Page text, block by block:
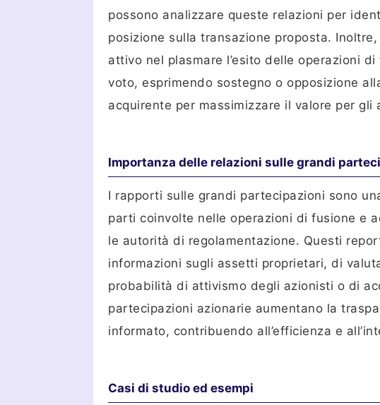
possono analizzare queste relazioni per
posizione sulla transazione proposta.
attivo nel plasmare l’esito delle operazioni
voto, esprimendo sostegno o opposizione
acquirente per massimizzare il valore per gli
Importanza delle relazioni sulle grandi
I rapporti sulle grandi partecipazioni sono
parti coinvolte nelle operazioni di fusione e
le autorità di regolamentazione. Questi
informazioni sugli assetti proprietari, di
probabilità di attivismo degli azionisti o di
partecipazioni azionarie aumentano la
informato, contribuendo all’efficienza e
Casi di studio ed esempi